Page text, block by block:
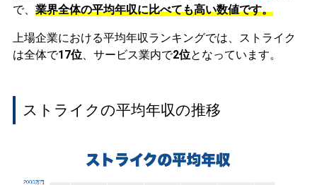
で、 業界全体の平均年収に比べても高い数値です。
上場企業における平均年収ランキングでは、ストライク
は全体で17位、サービス業内で2位となっています。
ストライクの平均年収の推移